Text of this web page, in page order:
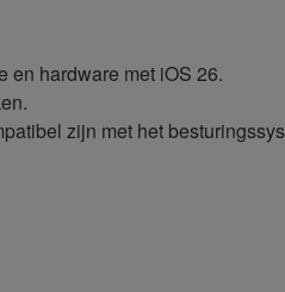
en hardware met iOS 26.
zijn met het